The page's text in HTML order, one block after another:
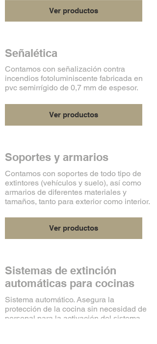
Ver productos
Señalética
Contamos con señalización contra
incendios fotoluminiscente fabricada en
pvc semirrígido de 0,7 mm de espesor.
Ver productos
Soportes y armarios
Contamos con soportes de todo tipo de
extintores (vehículos y suelo), así como
armarios de diferentes materiales y
tamaños, tanto para exterior como interior.
Ver productos
Sistemas de extinción
automáticas para cocinas
Sistema automático. Asegura la
protección de la cocina sin necesidad de
personal para la activación del sistema.